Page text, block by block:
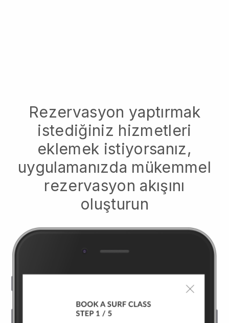
Rezervasyon yaptırmak
istediğiniz hizmetleri
eklemek istiyorsanız,
uygulamanızda mükemmel
rezervasyon akışını
oluşturun